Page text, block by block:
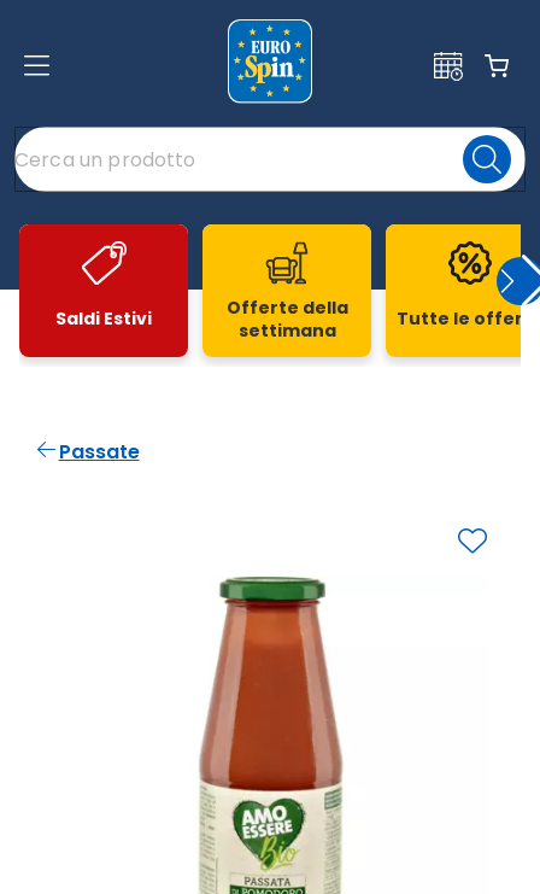
Saldi Estivi
Offerte della
settimana
Tutte le
Passate